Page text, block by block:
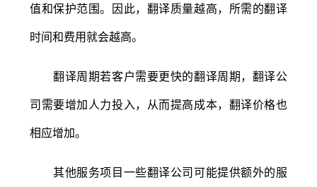
值和保护范围。因此，翻译质量越高，所需的翻译
时间和费用就会越高。
翻译周期若客户需要更快的翻译周期，翻译公
司需要增加人力投入，从而提高成本，翻译价格也
相应增加。
其他服务项目一些翻译公司可能提供额外的服